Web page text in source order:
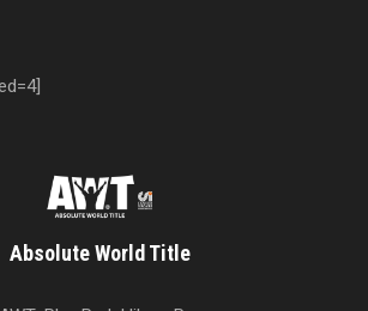
Absolute World Title